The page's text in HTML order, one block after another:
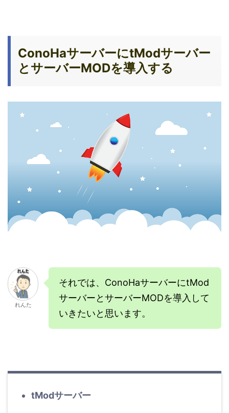
ConoHaサーバーにtModサーバー
とサーバーMODを導入する
れんた
それでは、ConoHaサーバーにtMod
サーバーとサーバーMODを導入して
いきたいと思います。
tModサーバー